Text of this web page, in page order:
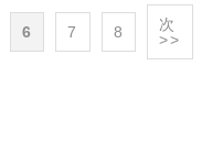
6 7 8
次
>>